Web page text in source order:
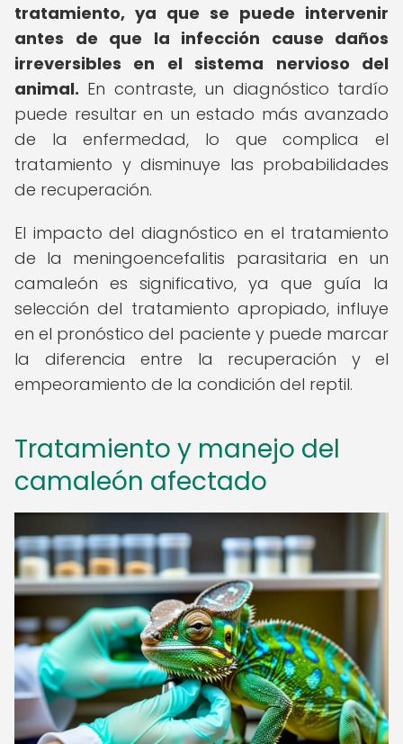
tratamiento, ya que se puede intervenir
antes de que la infección cause daños
irreversibles en el sistema nervioso del
animal. En contraste, un diagnóstico tardío
puede resultar en un estado más avanzado
de la enfermedad, lo que complica el
tratamiento y disminuye las probabilidades
de recuperación.
El impacto del diagnóstico en el tratamiento
de la meningoencefalitis parasitaria en un
camaleón es significativo, ya que guía la
selección del tratamiento apropiado, influye
en el pronóstico del paciente y puede marcar
la diferencia entre la recuperación y el
empeoramiento de la condición del reptil.
Tratamiento y manejo del
camaleón afectado